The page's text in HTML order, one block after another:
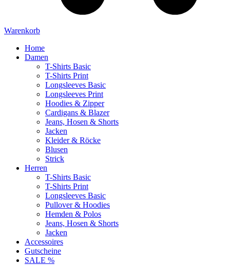
Warenkorb
Home
Damen
T-Shirts Basic
T-Shirts Print
Longsleeves Basic
Longsleeves Print
Hoodies & Zipper
Cardigans & Blazer
Jeans, Hosen & Shorts
Jacken
Kleider & Röcke
Blusen
Strick
Herren
T-Shirts Basic
T-Shirts Print
Longsleeves Basic
Pullover & Hoodies
Hemden & Polos
Jeans, Hosen & Shorts
Jacken
Accessoires
Gutscheine
SALE %